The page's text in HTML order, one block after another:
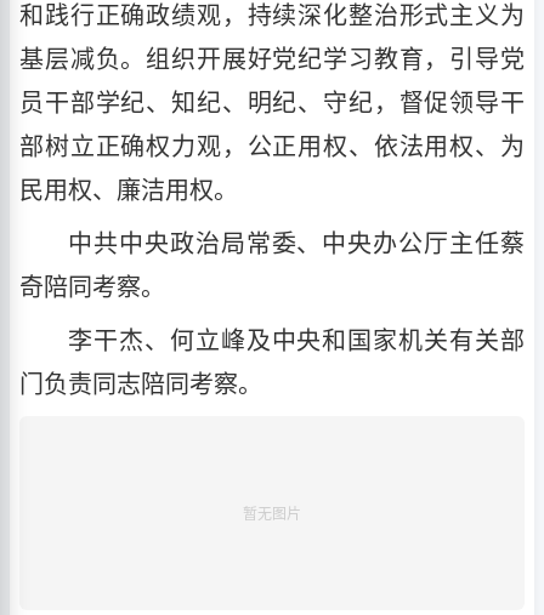
和践行正确政绩观，持续深化整治形式主义为
基层减负。组织开展好党纪学习教育，引导党
员干部学纪、知纪、明纪、守纪，督促领导干
部树立正确权力观，公正用权、依法用权、为
民用权、廉洁用权。
中共中央政治局常委、中央办公厅主任蔡
奇陪同考察。
李干杰、何立峰及中央和国家机关有关部
门负责同志陪同考察。